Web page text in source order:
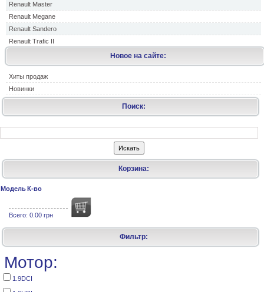
Renault Master
Renault Megane
Renault Sandero
Renault Trafic II
Новое на сайте:
Хиты продаж
Новинки
Поиск:
Корзина:
Модель К-во
Всего: 0.00 грн
Фильтр:
Мотор:
1.9DCI